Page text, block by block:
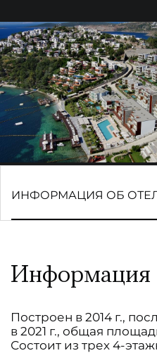
ИНФОРМАЦИЯ ОБ
Информация
Построен в 2014 г.,
в 2021 г., общая
Состоит из трех 4-